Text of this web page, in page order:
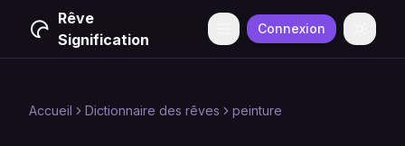
Rêve
Signification
Menu Connexion
Accueil Dictionnaire des rêves peinture